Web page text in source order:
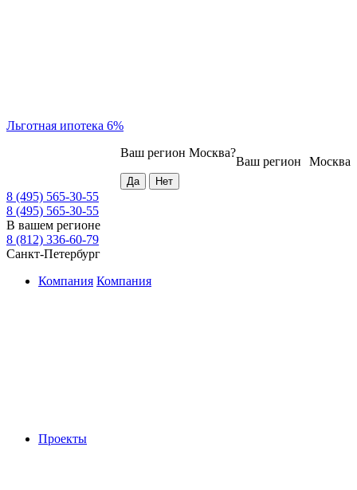
Льготная ипотека 6%
Москва
Ваш регион
Ваш регион Москва?
8 (495) 565-30-55
8 (495) 565-30-55
В вашем регионе
8 (812) 336-60-79
Санкт-Петербург
Компания Компания
Проекты